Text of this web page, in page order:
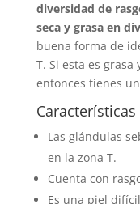
diversidad de
seca y grasa en
buena forma de
T. Si esta es
entonces tienes
Características
Las glándulas
en la zona T.
Cuenta con
Es una piel